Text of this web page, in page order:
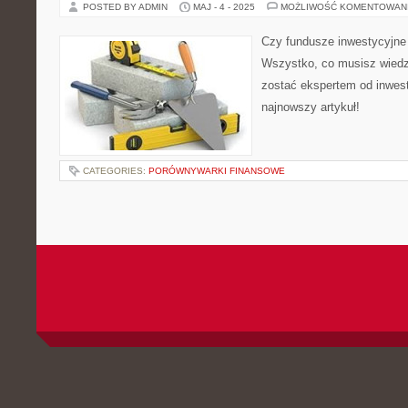
POSTED BY ADMIN MAJ - 4 - 2025 MOŻLIWOŚĆ
Czy fundusze
Wszystko, co musisz
zostać ekspertem od
najnowszy artykuł!
CATEGORIES: PORÓWNYWARKI FINANSOWE